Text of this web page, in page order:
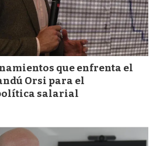
que enfrenta el
Orsi para el
salarial